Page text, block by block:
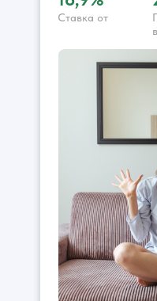
Ставка от